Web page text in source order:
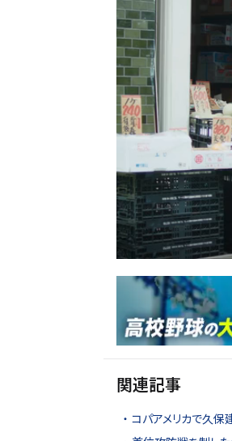
関連記事
コパアメリカで久